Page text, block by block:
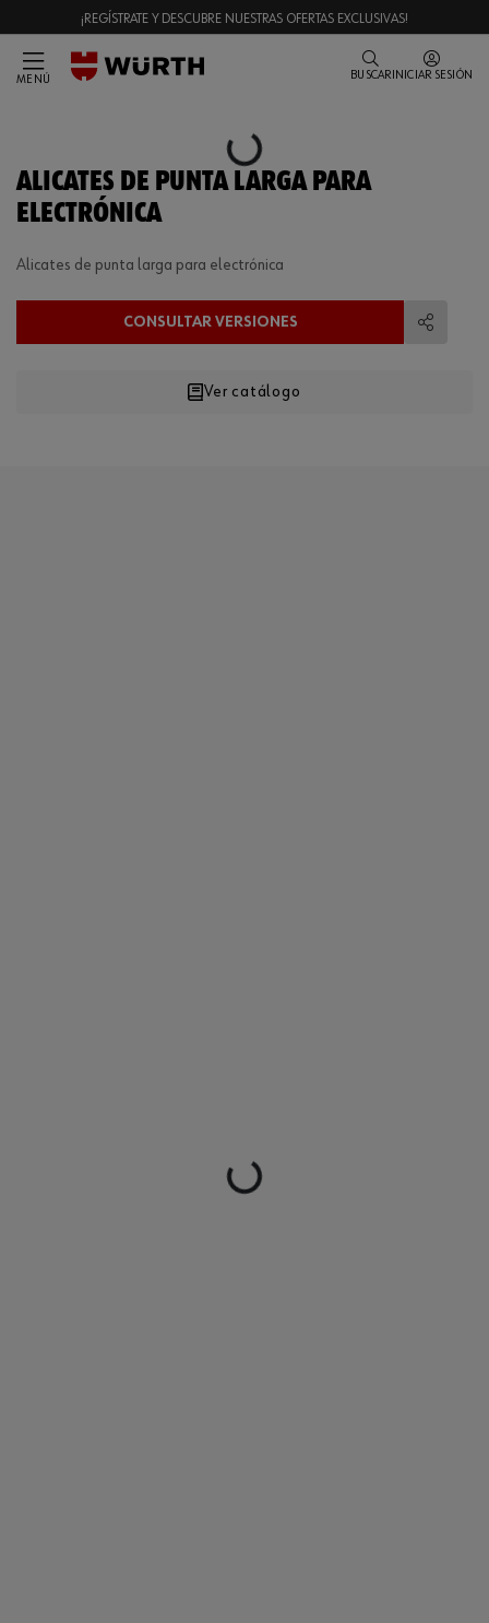
¡REGÍSTRATE Y DESCUBRE NUESTRAS OFERTAS EXCLUSIVAS!
MENÚ BUSCAR INICIAR SESIÓN
Loading...
ALICATES DE PUNTA LARGA PARA
ELECTRÓNICA
Alicates de punta larga para electrónica
CONSULTAR VERSIONES
Ver catálogo